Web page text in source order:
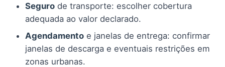
Seguro de transporte: escolher cobertura
adequada ao valor declarado.
Agendamento e janelas de entrega: confirmar
janelas de descarga e eventuais restrições em
zonas urbanas.